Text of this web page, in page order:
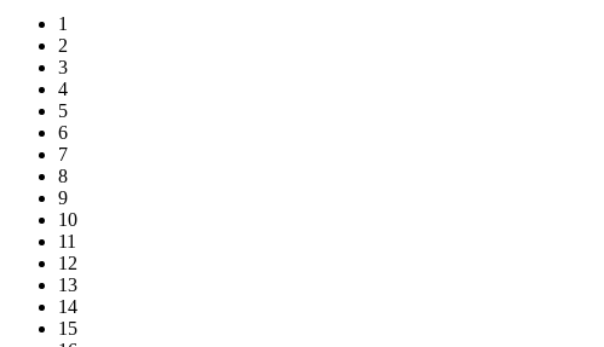
1
2
3
4
5
6
7
8
9
10
11
12
13
14
15